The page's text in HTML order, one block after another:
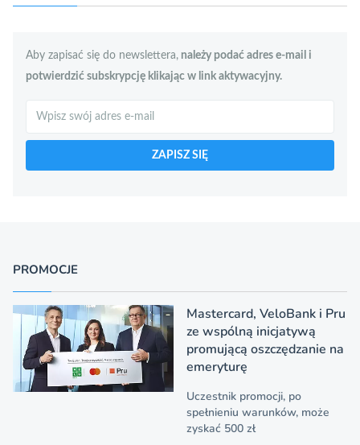
Aby zapisać się do newslettera, należy podać adres e-mail i
potwierdzić subskrypcję klikając w link aktywacyjny.
ZAPISZ SIĘ
PROMOCJE
Mastercard, VeloBank i Pru
ze wspólną inicjatywą
promującą oszczędzanie na
emeryturę
Uczestnik promocji, po
spełnieniu warunków, może
zyskać 500 zł